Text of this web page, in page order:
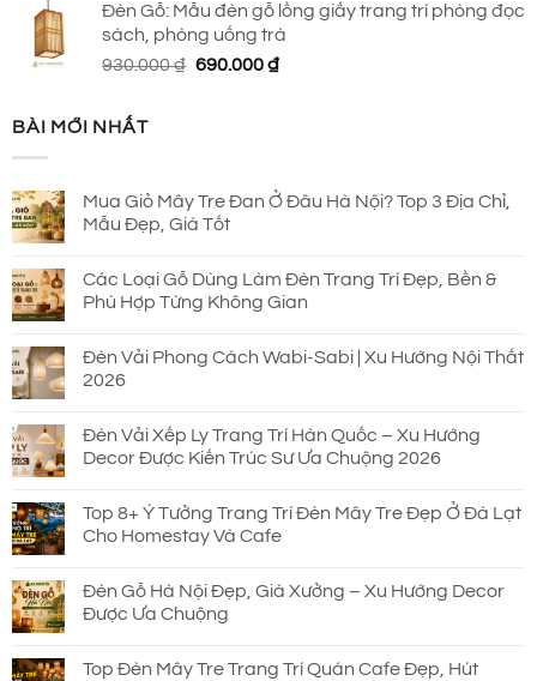
là:
920.000 ₫.
tại
là:
690.000 ₫.
Đèn Gỗ: Mẫu đèn gỗ lồng giấy trang trí phòng đọc
sách, phòng uống trà
930.000₫ Giá
690.000₫Giá
BÀI MỚI NHẤT
Mua Giỏ Mây Tre Đan Ở Đâu Hà Nội? Top 3 Địa Chỉ,
Mẫu Đẹp, Giá Tốt
Các Loại Gỗ Dùng Làm Đèn Trang Trí Đẹp, Bền &
Phù Hợp Từng Không Gian
Đèn Vải Phong Cách Wabi-Sabi | Xu Hướng Nội Thất
2026
Đèn Vải Xếp Ly Trang Trí Hàn Quốc – Xu Hướng
Decor Được Kiến Trúc Sư Ưa Chuộng 2026
Top 8+ Ý Tưởng Trang Trí Đèn Mây Tre Đẹp Ở Đà Lạt
Cho Homestay Và Cafe
Đèn Gỗ Hà Nội Đẹp, Giá Xưởng – Xu Hướng Decor
Được Ưa Chuộng
Top Đèn Mây Tre Trang Trí Quán Cafe Đẹp, Hút